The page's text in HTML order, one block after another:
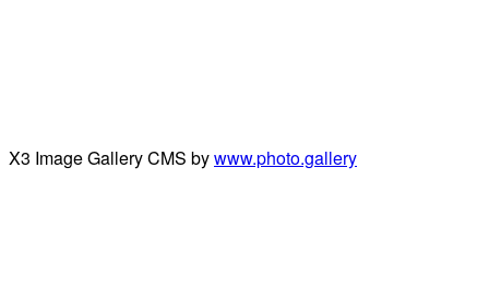
X3 Image Gallery CMS bywww.photo.gallery